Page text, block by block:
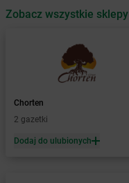
Żabka Babica
Babimost
Baborów
Baboszewo
Żabka Bachowice
Żabka Bądkowo
Żabka Bąków
Zobacz wszystkie sklepy
Chorten
2 gazetki
Dodaj do ulubionych